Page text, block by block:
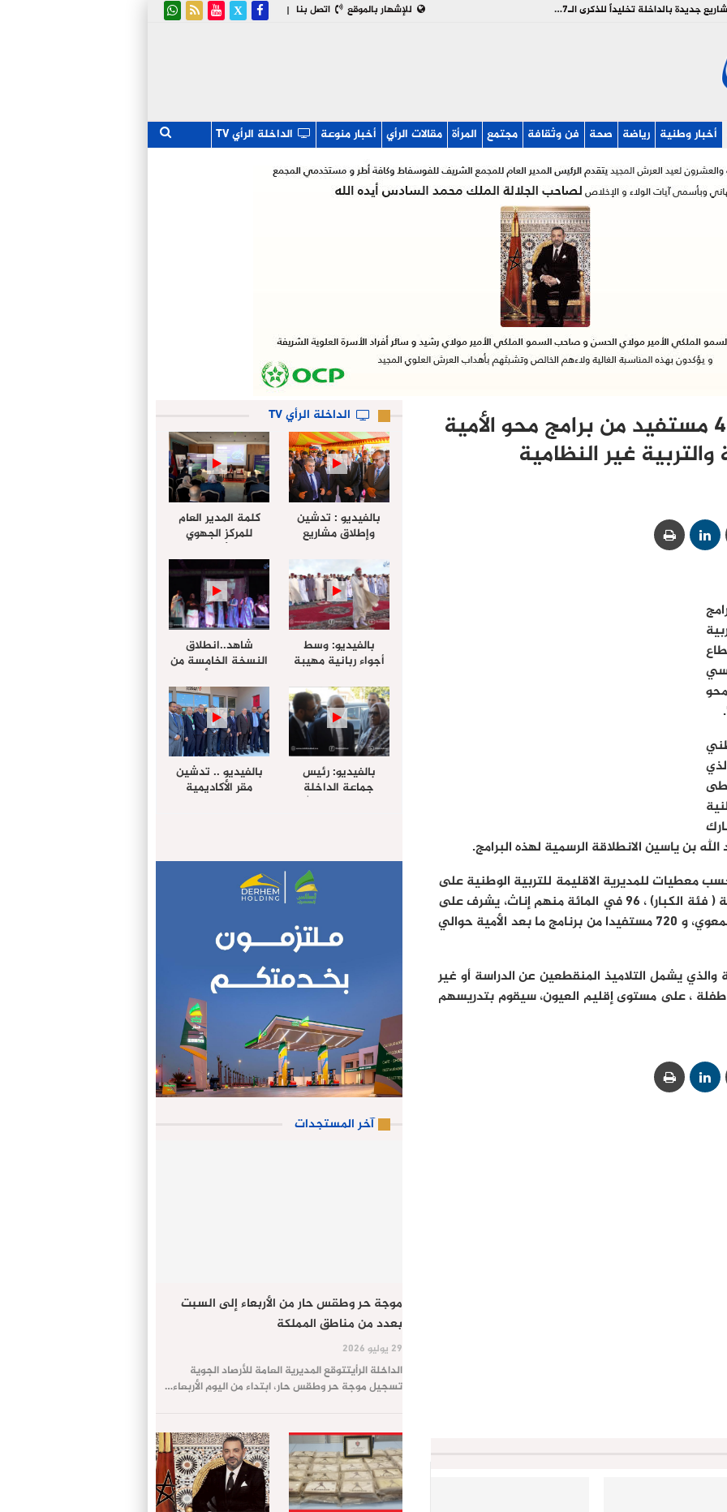
| اتصل بنا للإشهار بالموقع بالفيديو : تدشين وإطلاق مشاريع جديدة بالداخلة تخليداً للذكرى الـ27 لعيد العرش
أخبار وطنية رياضة صحة فن وثقافة مجتمع المرأة مقالات الرأي أخبار منوعة الداخلة الرأي TV
العيون… ازيد من 4400 مستفيد من برامج محو الأمية
والتربية غير النظامية
برامج
بن ياسين الانطلاقة الرسمية لهذه البرامج.
معطيات للمديرية الاقليمة للتربية الوطنية على
3314 مستفيد من برنامج محاربة الأمية ( فئة الكبار) ، 96 في المائة منهم إناث، يشرف على
تكوينهم 115 مكونا تابعا للنسيج الجمعوي، و 720 مستفيدا من برنامج ما بعد الأمية حوالي
والذي يشمل التلاميذ المنقطعين عن الدراسة أو غير
، فيستهدف 400 طفل وطفلة ، على مستوى إقليم العيون، سيقوم بتدريسهم
الداخلة الرأي TV
بالفيديو : تدشين
وإطلاق مشاريع
لعيد العرش
كلمة المدير العام
للمركز الجهوي
للإستثمار خلال
أشغال لإجتماع
التقييمي للجنة
الجهوية الموحد
لإستثمار بجهة
الداخلة…
بالفيديو: وسط
أجواء ربانية مهيبة
علي خليل ” يؤدي
صلاة عيد الفطر مع
جموع المصلين
شاهد..انطلاق
النسخة الخامسة من
مهرجان “الأمداح
النبوية” المنظم من
طرف مجلس جهة
الداخلة وادي الذهب
بالفيديو: رئيس
جماعة الداخلة
الراغب حرمة الله
الامريكية
بالفيديو .. تدشين
مقر الأكاديمية
آخر المستجدات
موجة حر وطقس حار من الأربعاء إلى السبت
بعدد من مناطق المملكة
29 يوليو 2026
الداخلة الرأيتتوقع المديرية العامة للأرصاد الجوية
تسجيل موجة حر وطقس حار، ابتداء من اليوم الأربعاء…